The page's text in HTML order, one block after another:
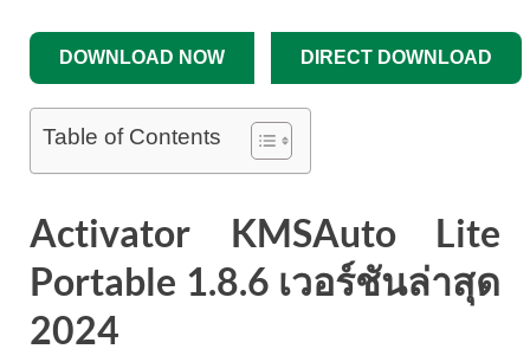
DOWNLOAD NOW DIRECT DOWNLOAD
Table of Contents
Activator KMSAuto Lite
Portable 1.8.6 เวอร์ชันล่าสุด
2024